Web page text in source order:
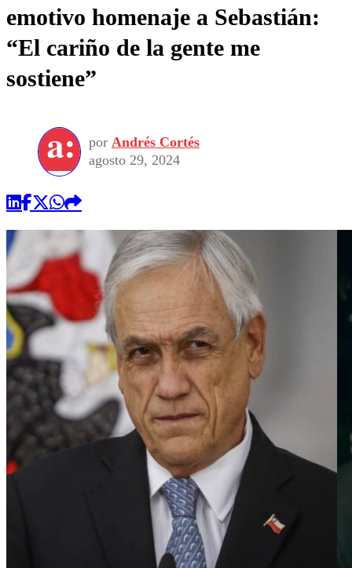
emotivo homenaje a Sebastián:
“El cariño de la gente me
sostiene”
por Andrés Cortés
agosto 29, 2024